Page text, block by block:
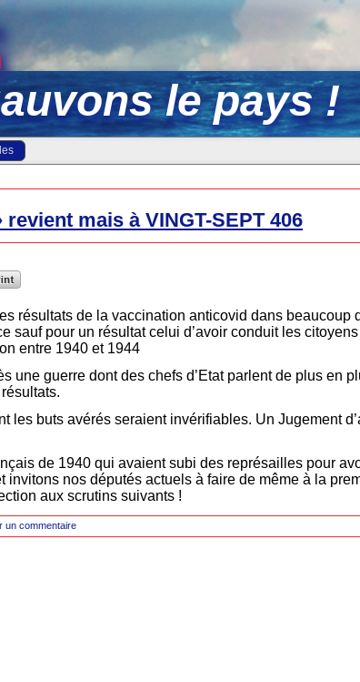
le pays !
mais à VINGT-SEPT 406
résultats de la vaccination anticovid dans beaucoup
sauf pour un résultat celui d’avoir conduit les
entre 1940 et 1944
une guerre dont des chefs d’Etat parlent de plus en
les buts avérés seraient invérifiables. Un Jugement
de 1940 qui avaient subi des représailles pour
invitons nos députés actuels à faire de même à la
aux scrutins suivants !
un commentaire